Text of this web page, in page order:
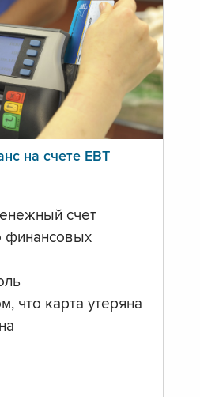
на счете ЕВТ
счет
финансовых
что карта утеряна